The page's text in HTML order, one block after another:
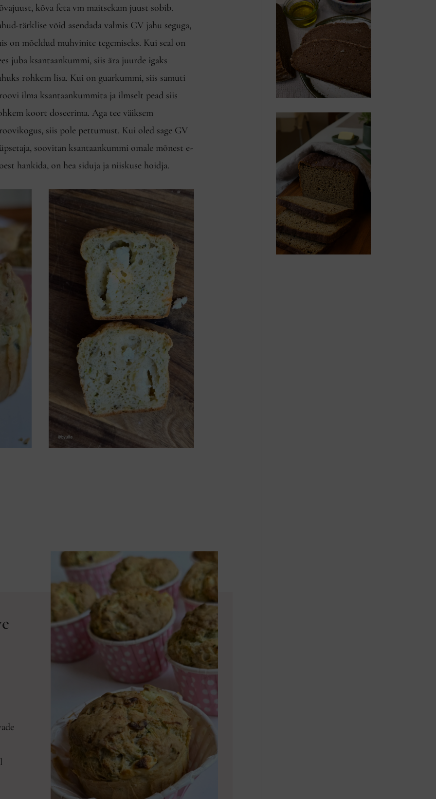
kõva feta vm maitsekam juust sobib.
tärklise võid asendada valmis GV jahu seguga,
on mõeldud muhvinite tegemiseks. Kui seal on
juba ksantaankummi, siis ära juurde igaks
rohkem lisa. Kui on guarkummi, siis samuti
ilma ksantaankummita ja ilmselt pead siis
koort doseerima. Aga tee väiksem
siis pole pettumust. Kui oled sage GV
soovitan ksantaankummi omale mõnest e-
hankida, on hea siduja ja niiskuse hoidja.